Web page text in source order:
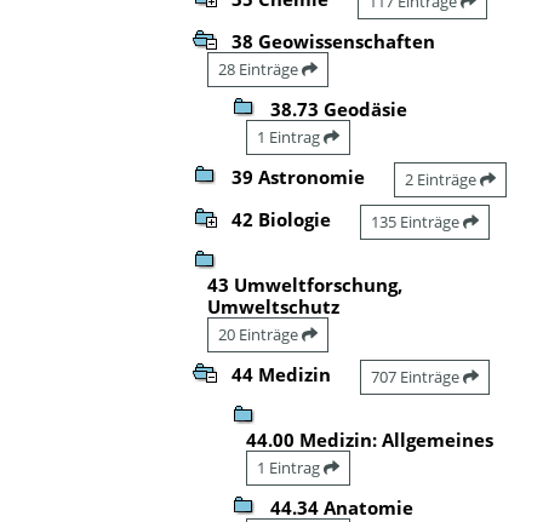
38 Geowissenschaften
28 Einträge
38.73 Geodäsie
1 Eintrag
39 Astronomie 2 Einträge
42 Biologie 135 Einträge
43 Umweltforschung,
Umweltschutz
20 Einträge
44 Medizin 707 Einträge
44.00 Medizin: Allgemeines
1 Eintrag
44.34 Anatomie